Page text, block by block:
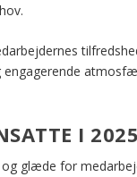
I 2025
glæde for